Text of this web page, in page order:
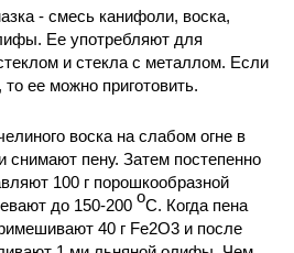
- смесь канифоли, воска,
Ее употребляют для
и стекла с металлом. Если
ее можно приготовить.
воска на слабом огне в
снимают пену. Затем постепенно
100 г порошкообразной
до 150-200oC. Когда пена
40 г Fe2O3 и после